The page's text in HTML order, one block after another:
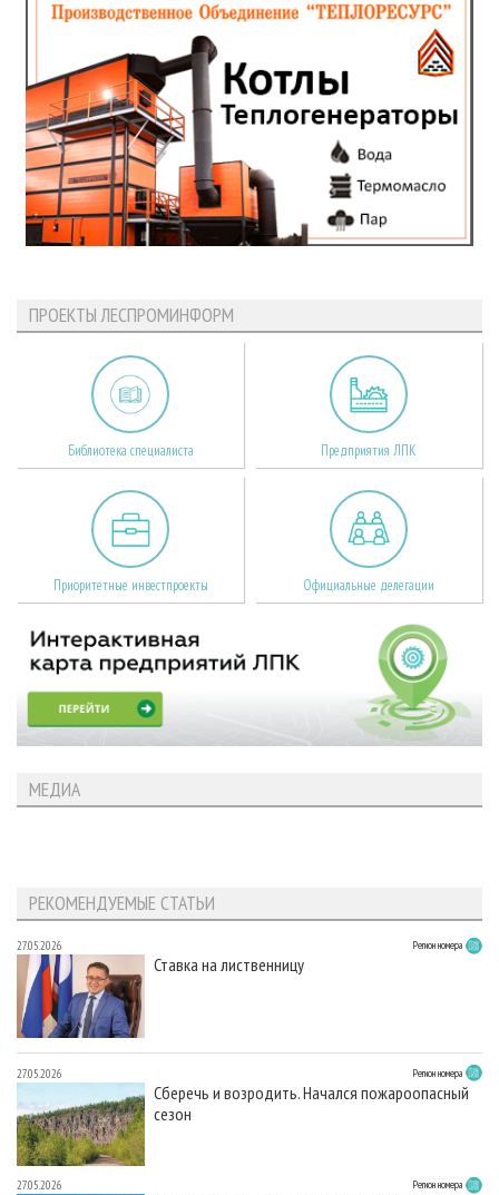
ПРОЕКТЫ ЛЕСПРОМИНФОРМ
Библиотека специалиста Предприятия ЛПК
Приоритетные инвестпроекты Официальные делегации
МЕДИА
РЕКОМЕНДУЕМЫЕ СТАТЬИ
27.05.2026 Регион номера
Ставка на лиственницу
27.05.2026 Регион номера
Сберечь и возродить. Начался пожароопасный
сезон
27.05.2026 Регион номера